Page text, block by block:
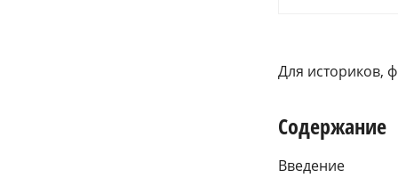
Для историков,
Содержание
Введение